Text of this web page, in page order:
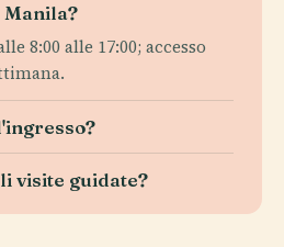
8:00 alle 17:00; accesso
visite guidate?